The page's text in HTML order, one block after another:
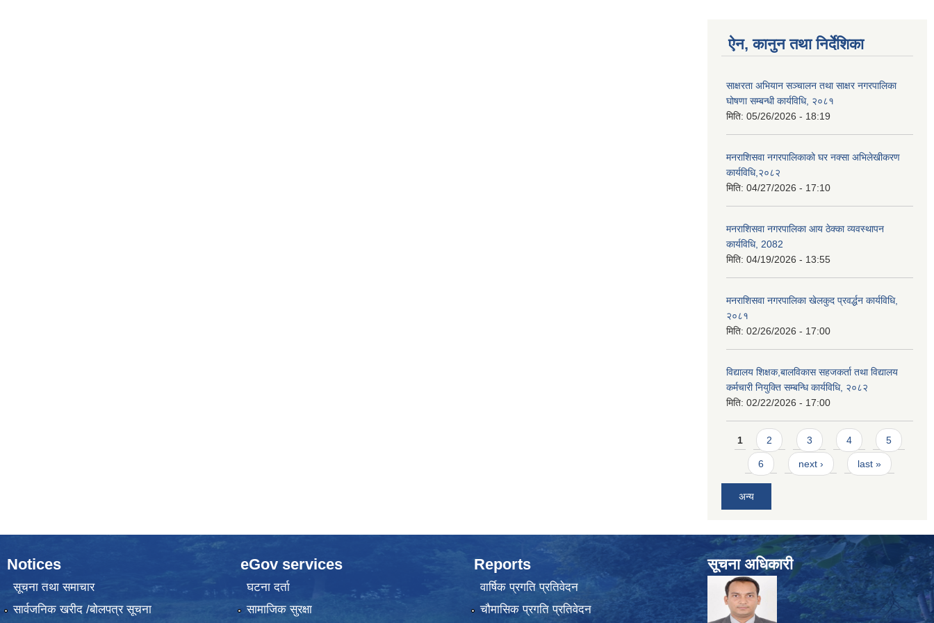
ऐन, कानुन तथा निर्देशिका
साक्षरता अभियान सञ्चालन तथा साक्षर नगरपालिका
घोषणा सम्बन्धी कार्यविधि, २०८१
मिति: 05/26/2026 - 18:19
मनराशिसवा नगरपालिकाको घर नक्सा अभिलेखीकरण
कार्यविधि,२०८२
मिति: 04/27/2026 - 17:10
मनराशिसवा नगरपालिका आय ठेक्का व्यवस्थापन
कार्यविधि, 2082
मिति: 04/19/2026 - 13:55
मनराशिसवा नगरपालिका खेलकुद प्रवर्द्धन कार्यविधि,
२०८१
मिति: 02/26/2026 - 17:00
विद्यालय शिक्षक,बालविकास सहजकर्ता तथा विद्यालय
कर्मचारी नियुक्ति सम्बन्धि कार्यविधि, २०८२
मिति: 02/22/2026 - 17:00
Pages
1 2 3 4 5
6 next › last »
अन्य
Notices
सूचना तथा समाचार
सार्वजनिक खरीद /बोलपत्र सूचना
eGov services
घटना दर्ता
सामाजिक सुरक्षा
Reports
वार्षिक प्रगति प्रतिवेदन
चौमासिक प्रगति प्रतिवेदन
सूचना अधिकारी